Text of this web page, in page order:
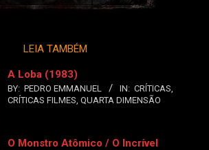
LEIA TAMBÉM
A Loba (1983)
BY: PEDRO EMMANUEL IN: CRÍTICAS,
CRÍTICAS FILMES, QUARTA DIMENSÃO
O Monstro Atômico / O Incrível